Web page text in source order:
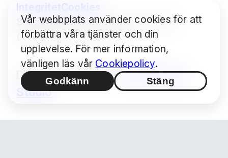
Integritet
Some images © Audrius Urbonas
(modified) — CC BY 4.0
Design / Produktion:Hashimoto
Studio
Vår webbplats använder cookies för att
förbättra våra tjänster och din
upplevelse. För mer information,
vänligen läs vår Cookiepolicy.
Godkänn Stäng